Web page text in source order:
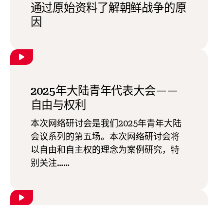
通过原始资料了解朝鲜战争的原
因
2025年大陆青年代表大会——
自由与权利
本次网络研讨会是我们2025年青年大陆
会议系列的第五场。本次网络研讨会将
以自由和自主权的理念为案例研究，特
别关注……